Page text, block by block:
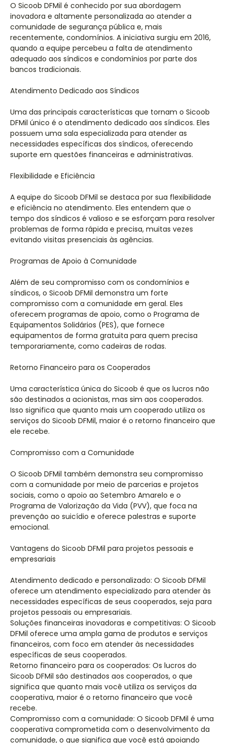
O Sicoob DFMil é conhecido por sua abordagem
inovadora e altamente personalizada ao atender a
comunidade de segurança pública e, mais
recentemente, condomínios. A iniciativa surgiu em 2016,
quando a equipe percebeu a falta de atendimento
adequado aos síndicos e condomínios por parte dos
bancos tradicionais.
Atendimento Dedicado aos Síndicos
Uma das principais características que tornam o Sicoob
DFMil único é o atendimento dedicado aos síndicos. Eles
possuem uma sala especializada para atender as
necessidades específicas dos síndicos, oferecendo
suporte em questões financeiras e administrativas.
Flexibilidade e Eficiência
A equipe do Sicoob DFMil se destaca por sua flexibilidade
e eficiência no atendimento. Eles entendem que o
tempo dos síndicos é valioso e se esforçam para resolver
problemas de forma rápida e precisa, muitas vezes
evitando visitas presenciais às agências.
Programas de Apoio à Comunidade
Além de seu compromisso com os condomínios e
síndicos, o Sicoob DFMil demonstra um forte
compromisso com a comunidade em geral. Eles
oferecem programas de apoio, como o Programa de
Equipamentos Solidários (PES), que fornece
equipamentos de forma gratuita para quem precisa
temporariamente, como cadeiras de rodas.
Retorno Financeiro para os Cooperados
Uma característica única do Sicoob é que os lucros não
são destinados a acionistas, mas sim aos cooperados.
Isso significa que quanto mais um cooperado utiliza os
serviços do Sicoob DFMil, maior é o retorno financeiro que
ele recebe.
Compromisso com a Comunidade
O Sicoob DFMil também demonstra seu compromisso
com a comunidade por meio de parcerias e projetos
sociais, como o apoio ao Setembro Amarelo e o
Programa de Valorização da Vida (PVV), que foca na
prevenção ao suicídio e oferece palestras e suporte
emocional.
Vantagens do Sicoob DFMil para projetos pessoais e
empresariais
Atendimento dedicado e personalizado: O Sicoob DFMil
oferece um atendimento especializado para atender às
necessidades específicas de seus cooperados, seja para
projetos pessoais ou empresariais.
Soluções financeiras inovadoras e competitivas: O Sicoob
DFMil oferece uma ampla gama de produtos e serviços
financeiros, com foco em atender às necessidades
específicas de seus cooperados.
Retorno financeiro para os cooperados: Os lucros do
Sicoob DFMil são destinados aos cooperados, o que
significa que quanto mais você utiliza os serviços da
cooperativa, maior é o retorno financeiro que você
recebe.
Compromisso com a comunidade: O Sicoob DFMil é uma
cooperativa comprometida com o desenvolvimento da
comunidade, o que significa que você está apoiando